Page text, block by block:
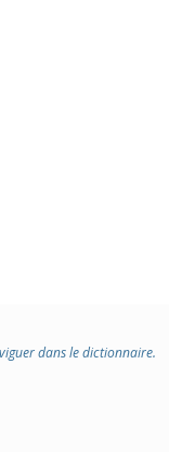
dans le dictionnaire.